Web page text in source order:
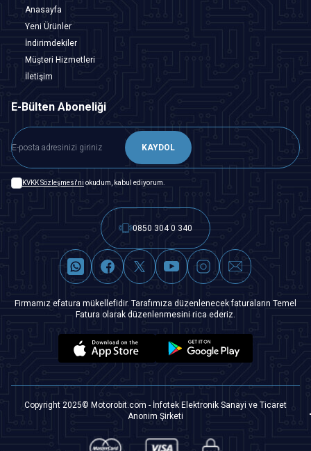
Anasayfa
Yeni Ürünler
İndirimdekiler
Müşteri Hizmetleri
İletişim
E-Bülten Aboneliği
KAYDOL
KVKK Sözleşmesi'ni okudum, kabul ediyorum.
0850 304 0 340
Firmamız efatura mükellefidir. Tarafımıza düzenlenecek faturaların Temel
Fatura olarak düzenlenmesini rica ederiz.
Copyright 2025© Motorobit.com - İnfotek Elektronik Sanayi ve Ticaret
Anonim Şirketi